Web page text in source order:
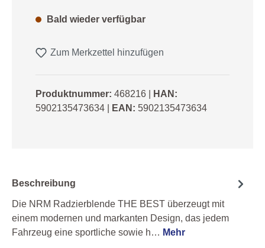
Bald wieder verfügbar
Zum Merkzettel hinzufügen
Produktnummer: 468216
HAN:
5902135473634
EAN: 5902135473634
Beschreibung
Die NRM Radzierblende THE BEST überzeugt mit
einem modernen und markanten Design, das jedem
Fahrzeug eine sportliche sowie h… Mehr